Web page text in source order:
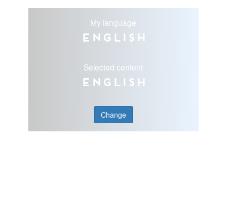
My language
English
Selected content
English
Change